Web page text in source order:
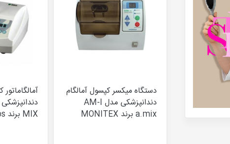
دستگاه میکسر کپسول آمالگام
دندانپزشکی مدل AM-I
a.mix برند MONITEX
MIX برند Fomos